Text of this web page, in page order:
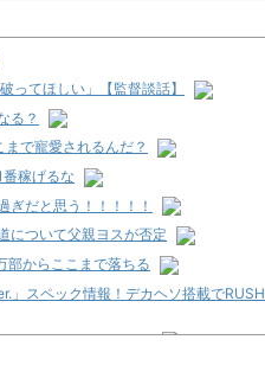
ってほしい」【監督談話】
る？
まで寵愛されるんだ？
稼げるな
ぎだと思う！！！！！
について父親ヨスが否定
部からここまで落ちる
」スペック情報！デカヘソ搭載で
明け以降に登場か！？